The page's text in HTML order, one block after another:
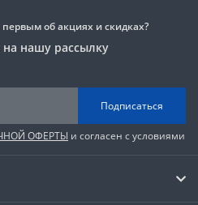
первым об акциях и скидках?
нашу рассылку
Подписаться
ОФЕРТЫ и согласен с условиями